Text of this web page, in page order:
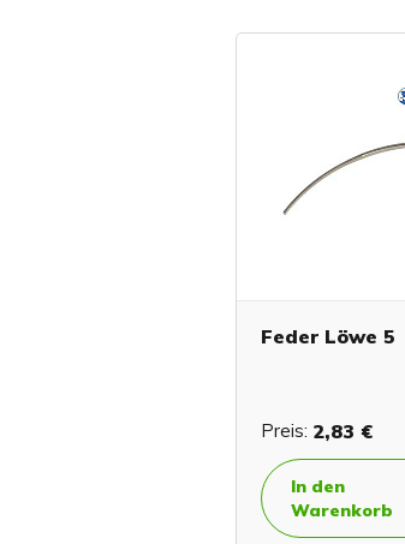
Feder Löwe 5
Preis: 2,83 €
In den
Warenkorb